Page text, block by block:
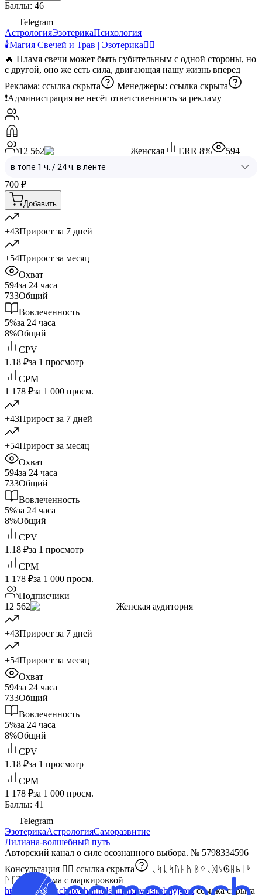
Баллы: 46
Telegram
АстрологияЭзотерикаПсихология
🕯Магия Свечей и Трав | Эзотерика🧞‍♀️
🔥 Пламя свечи может быть губительным с одной стороны, но
с другой, оно же есть сила, двигающая нашу жизнь вперед
Реклама: ссылка скрыта Менеджеры: ссылка скрыта
❗️Администрация не несёт ответственность за рекламу
12 562 Женская ERR 8% 594
700 ₽
Добавить
+43Прирост за 7 дней
+54Прирост за месяц
Охват
594за 24 часа
733Общий
Вовлеченность
5%за 24 часа
8%Общий
CPV
1.18 ₽за 1 просмотр
CPM
1 178 ₽за 1 000 просм.
+43Прирост за 7 дней
+54Прирост за месяц
Охват
594за 24 часа
733Общий
Вовлеченность
5%за 24 часа
8%Общий
CPV
1.18 ₽за 1 просмотр
CPM
1 178 ₽за 1 000 просм.
Подписчики
12 562
Женская аудитория
+43Прирост за 7 дней
+54Прирост за месяц
Охват
594за 24 часа
733Общий
Вовлеченность
5%за 24 часа
8%Общий
CPV
1.18 ₽за 1 просмотр
CPM
1 178 ₽за 1 000 просм.
Баллы: 41
Telegram
ЭзотерикаАстрологияСаморазвитие
Лилиана-волшебный путь
Авторский канал о силе осознанного выбора. № 5798334596
Консультация 👉🏼 ссылка скрыта
ᚳᛋᚳᛋᚤᚺᚤ ᛒᛜᚳᛞᛊᎶᚺⰓᛁᛋ
ᚢᚴᛠⰓ Реклама с маркировкой
https://pomogach.io/channels/liliana-volshebnyj-put ссылка скрыта